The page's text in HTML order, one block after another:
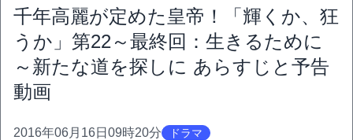
千年高麗が定めた皇帝！「輝くか、狂
うか」第22～最終回：生きるために
～新たな道を探しに あらすじと予告
動画
2016年06月16日09時20分 ドラマ